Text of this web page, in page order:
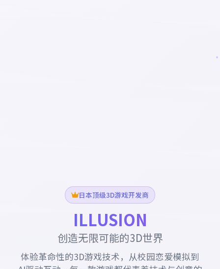
日本顶级3D游戏开发商
ILLUSION
创造无限可能的3D世界
体验革命性的3D游戏技术，从校园恋爱模拟到